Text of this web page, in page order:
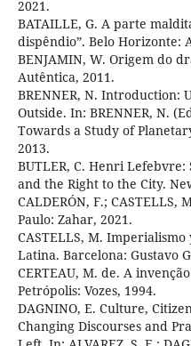
2021.
BATAILLE, G. A parte
dispêndio”. Belo Horizonte:
BENJAMIN, W. Origem do
Autêntica, 2011.
BRENNER, N. Introduction:
Outside. In: BRENNER, N.
Towards a Study of
2013.
BUTLER, C. Henri
and the Right to the City.
CALDERÓN, F.;
Paulo: Zahar, 2021.
CASTELLS, M.
Latina. Barcelona: Gustavo
CERTEAU, M. de. A
Petrópolis: Vozes, 1994.
DAGNINO, E. Culture,
Changing Discourses and